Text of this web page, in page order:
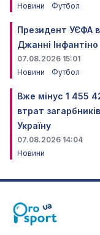
Новини
Футбол
Президент УЄФА
Джанні Інфантіно
07.08.2026 15:01
Новини
Футбол
Вже мінус 1 455
втрат
Україну
07.08.2026 14:04
Новини